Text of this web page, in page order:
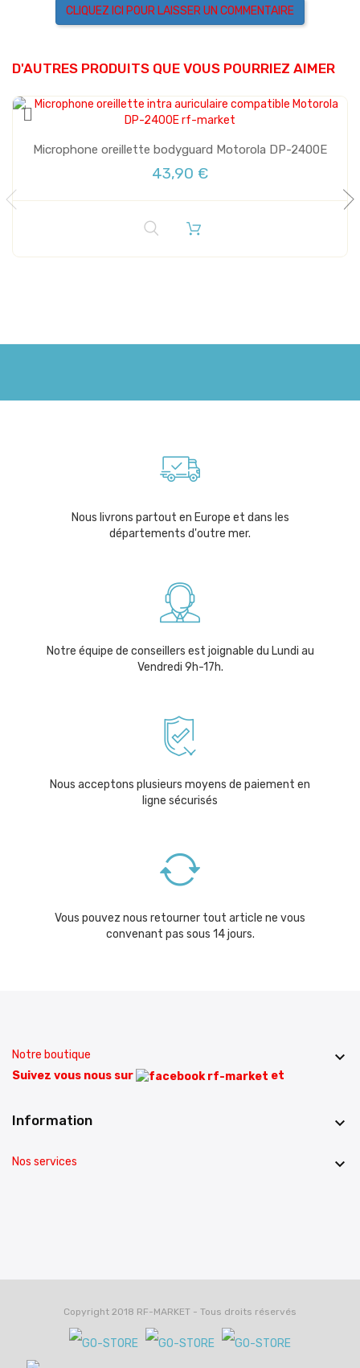
CLIQUEZ ICI POUR LAISSER UN COMMENTAIRE
D'AUTRES PRODUITS QUE VOUS POURRIEZ AIMER
Microphone oreillette bodyguard Motorola DP-2400E
43,90 €
Nous livrons partout en Europe et dans les
départements d'outre mer.
Notre équipe de conseillers est joignable du Lundi au
Vendredi 9h-17h.
Nous acceptons plusieurs moyens de paiement en
ligne sécurisés
Vous pouvez nous retourner tout article ne vous
convenant pas sous 14 jours.
Notre boutique 
Suivez vous nous sur et
Information 
Nos services 
Copyright 2018 RF-MARKET - Tous droits réservés